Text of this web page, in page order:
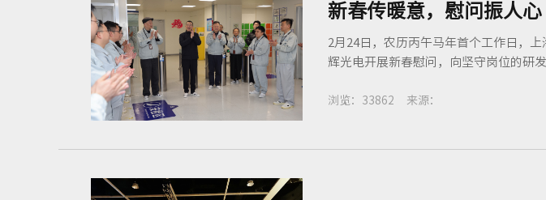
2月24日，农历丙午马年首个工作日，
辉光电开展新春慰问，向坚守岗位的研
浏览：33862 来源：